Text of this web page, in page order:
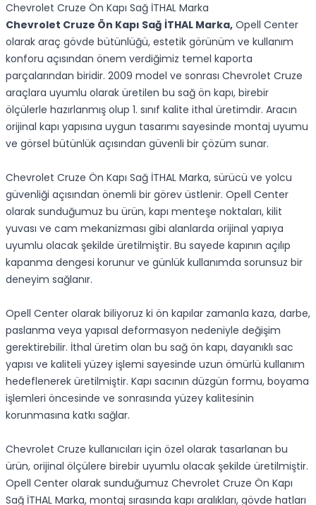
Chevrolet Cruze Ön Kapı Sağ İTHAL Marka
Chevrolet Cruze Ön Kapı Sağ İTHAL Marka, Opell Center
olarak araç gövde bütünlüğü, estetik görünüm ve kullanım
konforu açısından önem verdiğimiz temel kaporta
parçalarından biridir. 2009 model ve sonrası Chevrolet Cruze
araçlara uyumlu olarak üretilen bu sağ ön kapı, birebir
ölçülerle hazırlanmış olup 1. sınıf kalite ithal üretimdir. Aracın
orijinal kapı yapısına uygun tasarımı sayesinde montaj uyumu
ve görsel bütünlük açısından güvenli bir çözüm sunar.
Chevrolet Cruze Ön Kapı Sağ İTHAL Marka, sürücü ve yolcu
güvenliği açısından önemli bir görev üstlenir. Opell Center
olarak sunduğumuz bu ürün, kapı menteşe noktaları, kilit
yuvası ve cam mekanizması gibi alanlarda orijinal yapıya
uyumlu olacak şekilde üretilmiştir. Bu sayede kapının açılıp
kapanma dengesi korunur ve günlük kullanımda sorunsuz bir
deneyim sağlanır.
Opell Center olarak biliyoruz ki ön kapılar zamanla kaza, darbe,
paslanma veya yapısal deformasyon nedeniyle değişim
gerektirebilir. İthal üretim olan bu sağ ön kapı, dayanıklı sac
yapısı ve kaliteli yüzey işlemi sayesinde uzun ömürlü kullanım
hedeflenerek üretilmiştir. Kapı sacının düzgün formu, boyama
işlemleri öncesinde ve sonrasında yüzey kalitesinin
korunmasına katkı sağlar.
Chevrolet Cruze kullanıcıları için özel olarak tasarlanan bu
ürün, orijinal ölçülere birebir uyumlu olacak şekilde üretilmiştir.
Opell Center olarak sunduğumuz Chevrolet Cruze Ön Kapı
Sağ İTHAL Marka, montaj sırasında kapı aralıkları, gövde hatları